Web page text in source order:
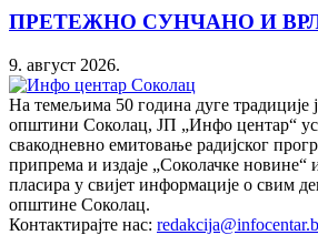
ПРЕТЕЖНО СУНЧАНО И
9. август 2026.
На темељима 50 година дуге традиције
општини Соколац, ЈП „Инфо центар“
свакодневно емитовање радијског
припрема и издаје „Соколачке новине“
пласира у свијет информације о свим
општине Соколац.
Контактирајте нас: